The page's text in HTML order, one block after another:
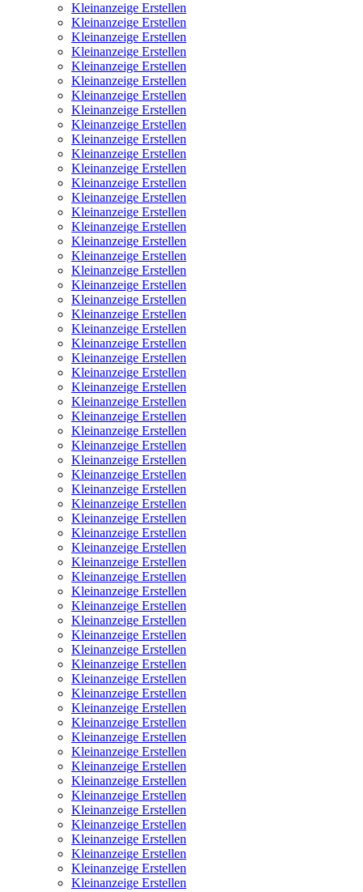
Kleinanzeige Erstellen
Kleinanzeige Erstellen
Kleinanzeige Erstellen
Kleinanzeige Erstellen
Kleinanzeige Erstellen
Kleinanzeige Erstellen
Kleinanzeige Erstellen
Kleinanzeige Erstellen
Kleinanzeige Erstellen
Kleinanzeige Erstellen
Kleinanzeige Erstellen
Kleinanzeige Erstellen
Kleinanzeige Erstellen
Kleinanzeige Erstellen
Kleinanzeige Erstellen
Kleinanzeige Erstellen
Kleinanzeige Erstellen
Kleinanzeige Erstellen
Kleinanzeige Erstellen
Kleinanzeige Erstellen
Kleinanzeige Erstellen
Kleinanzeige Erstellen
Kleinanzeige Erstellen
Kleinanzeige Erstellen
Kleinanzeige Erstellen
Kleinanzeige Erstellen
Kleinanzeige Erstellen
Kleinanzeige Erstellen
Kleinanzeige Erstellen
Kleinanzeige Erstellen
Kleinanzeige Erstellen
Kleinanzeige Erstellen
Kleinanzeige Erstellen
Kleinanzeige Erstellen
Kleinanzeige Erstellen
Kleinanzeige Erstellen
Kleinanzeige Erstellen
Kleinanzeige Erstellen
Kleinanzeige Erstellen
Kleinanzeige Erstellen
Kleinanzeige Erstellen
Kleinanzeige Erstellen
Kleinanzeige Erstellen
Kleinanzeige Erstellen
Kleinanzeige Erstellen
Kleinanzeige Erstellen
Kleinanzeige Erstellen
Kleinanzeige Erstellen
Kleinanzeige Erstellen
Kleinanzeige Erstellen
Kleinanzeige Erstellen
Kleinanzeige Erstellen
Kleinanzeige Erstellen
Kleinanzeige Erstellen
Kleinanzeige Erstellen
Kleinanzeige Erstellen
Kleinanzeige Erstellen
Kleinanzeige Erstellen
Kleinanzeige Erstellen
Kleinanzeige Erstellen
Kleinanzeige Erstellen